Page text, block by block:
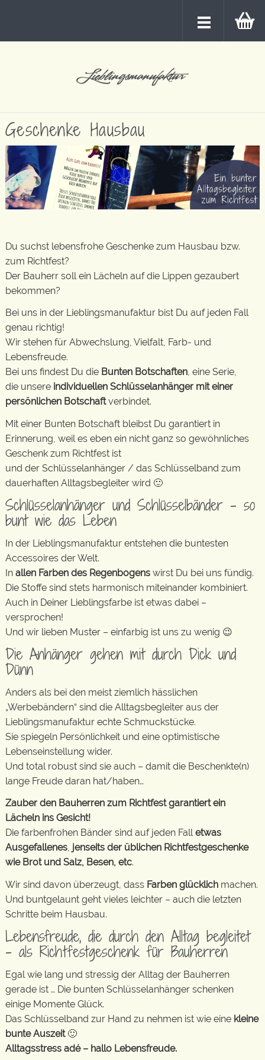
Geschenke Hausbau
Du suchst lebensfrohe Geschenke zum Hausbau bzw.
zum Richtfest?
Der Bauherr soll ein Lächeln auf die Lippen gezaubert
bekommen?
Bei uns in der Lieblingsmanufaktur bist Du auf jeden Fall
genau richtig!
Wir stehen für Abwechslung, Vielfalt, Farb- und
Lebensfreude.
Bei uns findest Du die Bunten Botschaften, eine Serie,
die unsere individuellen Schlüsselanhänger mit einer
persönlichen Botschaftverbindet.
Mit einer Bunten Botschaft bleibst Du garantiert in
Erinnerung, weil es eben ein nicht ganz so gewöhnliches
Geschenk zum Richtfest ist
und der Schlüsselanhänger / das Schlüsselband zum
dauerhaften Alltagsbegleiter wird 🙂
Schlüsselanhänger und Schlüsselbänder – so
bunt wie das Leben
In der Lieblingsmanufaktur entstehen die buntesten
Accessoires der Welt.
In allen Farben des Regenbogens wirst Du bei uns fündig.
Die Stoffe sind stets harmonisch miteinander kombiniert.
Auch in Deiner Lieblingsfarbe ist etwas dabei –
versprochen!
Und wir lieben Muster – einfarbig ist uns zu wenig 😉
Die Anhänger gehen mit durch Dick und
Dünn
Anders als bei den meist ziemlich hässlichen
„Werbebändern“ sind die Alltagsbegleiter aus der
Lieblingsmanufaktur echte Schmuckstücke.
Sie spiegeln Persönlichkeit und eine optimistische
Lebenseinstellung wider.
Und total robust sind sie auch – damit die Beschenkte(n)
lange Freude daran hat/haben…
Zauber den Bauherren zum Richtfest garantiert ein
Lächeln ins Gesicht!
Die farbenfrohen Bänder sind auf jeden Falletwas
Ausgefallenes, jenseits der üblichen Richtfestgeschenke
wie Brot und Salz, Besen, etc.
Wir sind davon überzeugt, dass Farben glücklich machen.
Und buntgelaunt geht vieles leichter – auch die letzten
Schritte beim Hausbau.
Lebensfreude, die durch den Alltag begleitet
– als Richtfestgeschenk für Bauherren
Egal wie lang und stressig der Alltag der Bauherren
gerade ist … Die bunten Schlüsselanhänger schenken
einige Momente Glück.
Das Schlüsselband zur Hand zu nehmen ist wie eine kleine
bunte Auszeit🙂
Alltagsstress adé – hallo Lebensfreude.